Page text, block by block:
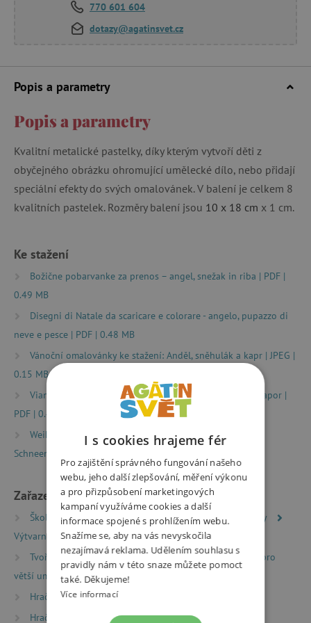
770 601 604
dotazy@agatinsvet.cz
Popis a parametry
Popis a parametry
Kvalitní metalické pastelky, díky kterým vytvoří děti z
obyčejného obrázku ohromující umělecké dílo, nebo přidají
speciální efekty do svých omalovánek. V balení je celkem 8
kvalitních pastelek. Rozměry balení jsou 10 x 18 cm x 1 cm.
Ke stažení
Božične pobarvanke za prenos – angel, snežak in riba | PDF |
0.49 MB
Disegni di Natale da scaricare e colorare - angelo, pupazzo di
neve e pesce | PDF | 0.48 MB
Vánoční omalovánky ke stažení: Anděl, sněhulák a kapr | JPEG |
0.15 MB
Vianočné maľovanky na stiahnutie: Anjel, snehuliak a kapor |
PDF | 0.49 MB
Weihnachtsausmalbild zum Herunterladen - Engel,
Schneemann, Karpfen | PDF | 0.49 MB
Zařazeno v kategoriích
Školní batohy a aktovky
Školní potřeby a pomůcky
Výtvarné pomůcky a sady
Tvoření
Výtvarné potřeby
Výtvarné potřeby pro
větší umělce
Hračky dle typu
Hračky dle věku
Hry a hračky pro předškoláky
I s cookies hrajeme fér
Pro zajištění správného fungování našeho
webu, jeho další zlepšování, měření výkonu
a pro přizpůsobení marketingových
kampaní využíváme cookies a další
informace spojené s prohlížením webu.
Snažíme se, aby na vás nevyskočila
nezajímavá reklama. Udělením souhlasu s
pravidly nám v této snaze můžete pomoct
také. Děkujeme!
Více informací